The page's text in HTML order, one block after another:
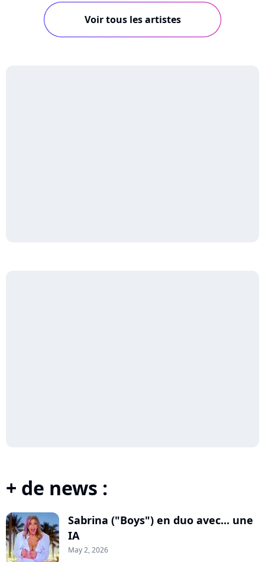
Voir tous les artistes
+ de news :
Sabrina ("Boys") en duo avec... une
IA
May 2, 2026